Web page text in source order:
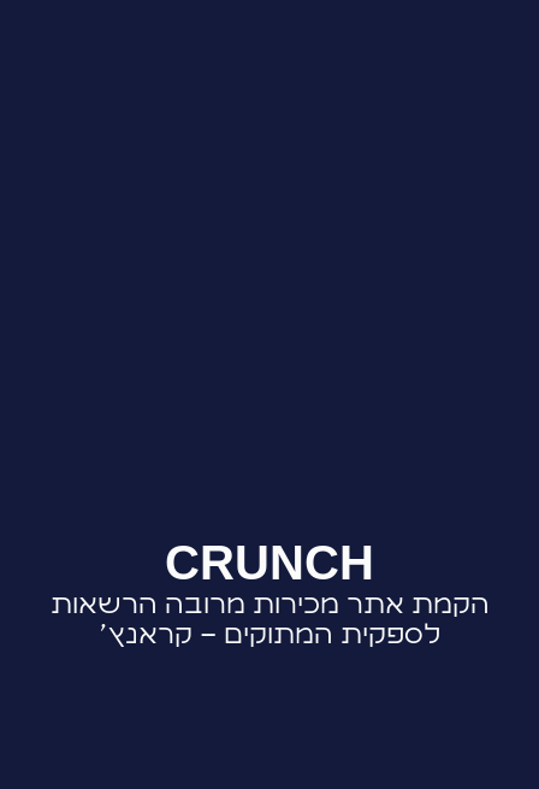
CRUNCH
הקמת אתר מכירות מרובה הרשאות
לספקית המתוקים – קראנץ'